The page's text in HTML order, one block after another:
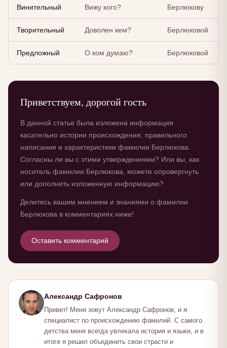
Винительный Вижу кого? Берлюкову
Творительный Доволен кем? Берлюковой
Предложный О ком думаю? Берлюковой
Приветствуем, дорогой гость
В данной статье была изложена информация
касательно истории происхождения, правильного
написания и характеристики фамилии Берлюкова.
Согласны ли вы с этими утверждениями? Или вы, как
носитель фамилии Берлюкова, можете опровергнуть
или дополнить изложенную информацию?
Делитесь вашим мнением и знаниями о фамилии
Берлюкова в комментариях ниже!
Оставить комментарий
Александр Сафронов
Привет! Меня зовут Александр Сафронов, и я
специалист по происхождению фамилий. С самого
детства меня всегда увлекала история и языки, и в
итоге я решил объединить свои страсти и